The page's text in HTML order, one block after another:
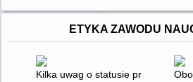
ETYKA ZAWODU
Kilka uwag o statusie prawno-